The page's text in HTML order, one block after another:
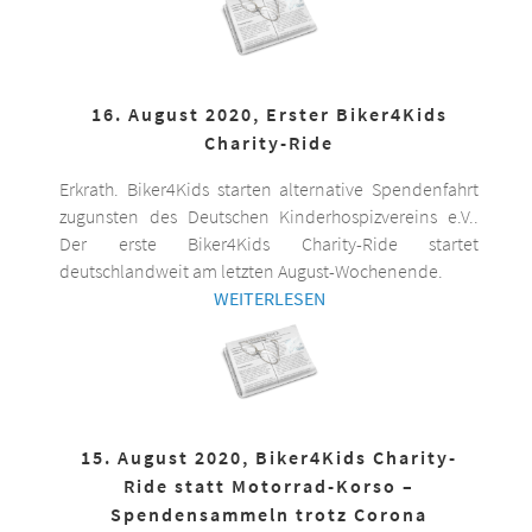
16. August 2020, Erster Biker4Kids
Charity-Ride
Erkrath. Biker4Kids starten alternative Spendenfahrt
zugunsten des Deutschen Kinderhospizvereins e.V..
Der erste Biker4Kids Charity-Ride startet
deutschlandweit am letzten August-Wochenende.
WEITERLESEN
15. August 2020, Biker4Kids Charity-
Ride statt Motorrad-Korso –
Spendensammeln trotz Corona